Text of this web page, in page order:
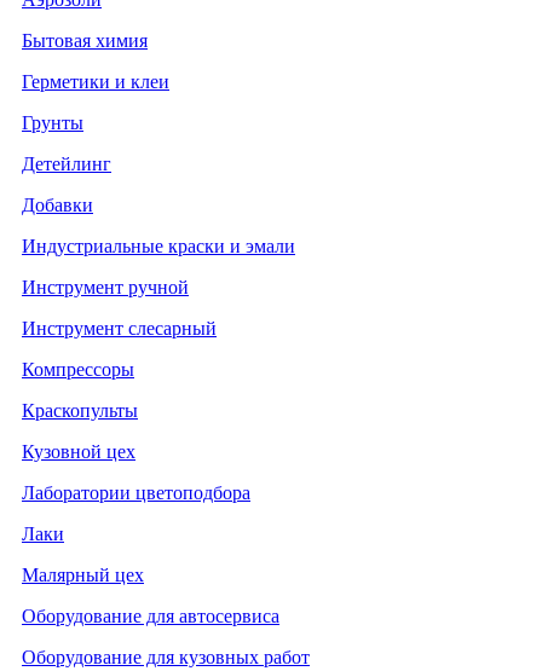
Бытовая химия
Герметики и клеи
Грунты
Детейлинг
Добавки
Индустриальные краски и эмали
Инструмент ручной
Инструмент слесарный
Компрессоры
Краскопульты
Кузовной цех
Лаборатории цветоподбора
Лаки
Малярный цех
Оборудование для автосервиса
Оборудование для кузовных работ